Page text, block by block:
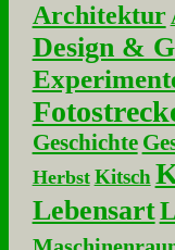
Architektur
Design &
Geschichte
Herbst Kitsch
Lebensart